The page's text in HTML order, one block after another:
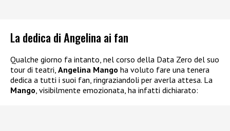
La dedica di Angelina ai fan
Qualche giorno fa intanto, nel corso della Data Zero del suo
tour di teatri, Angelina Mango ha voluto fare una tenera
dedica a tutti i suoi fan, ringraziandoli per averla attesa. La
Mango, visibilmente emozionata, ha infatti dichiarato: